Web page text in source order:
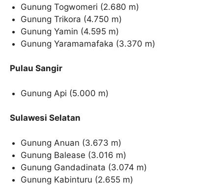
Gunung Togwomeri (2.680 m)
Gunung Trikora (4.750 m)
Gunung Yamin (4.595 m)
Gunung Yaramamafaka (3.370 m)
Pulau Sangir
Gunung Api (5.000 m)
Sulawesi Selatan
Gunung Anuan (3.673 m)
Gunung Balease (3.016 m)
Gunung Gandadinata (3.074 m)
Gunung Kabinturu (2.655 m)